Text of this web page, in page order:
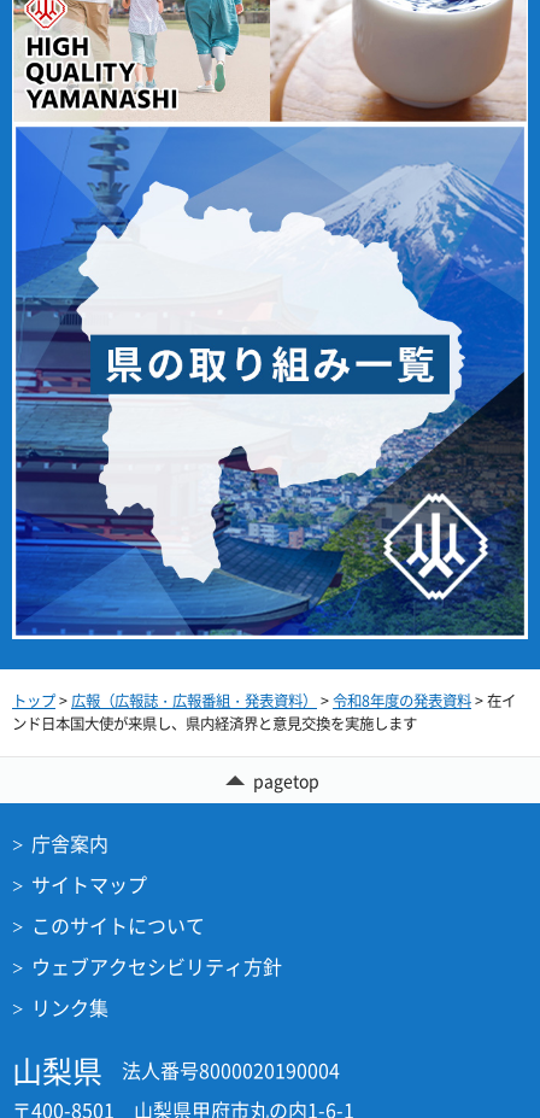
トップ>広報（広報誌・広報番組・発表資料） >令和8年度の発表資料> 在イ
ンド日本国大使が来県し、県内経済界と意見交換を実施します
pagetop
庁舎案内
サイトマップ
このサイトについて
ウェブアクセシビリティ方針
リンク集
山梨県
法人番号8000020190004
〒400-8501 山梨県甲府市丸の内1-6-1